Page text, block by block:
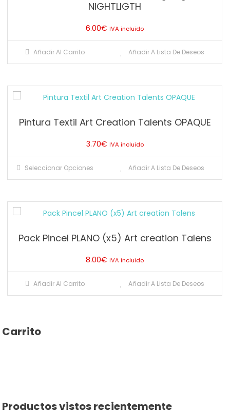
NIGHTLIGTH
6.00€ IVA incluido
Añadir Al Carrito Añadir A Lista De Deseos
Pintura Textil Art Creation Talents OPAQUE
3.70€ IVA incluido
Seleccionar Opciones
múltiples
variantes.
opciones
Añadir A Lista De Deseos
Pack Pincel PLANO (x5) Art creation Talens
8.00€ IVA incluido
Añadir Al Carrito Añadir A Lista De Deseos
Carrito
Productos vistos recientemente